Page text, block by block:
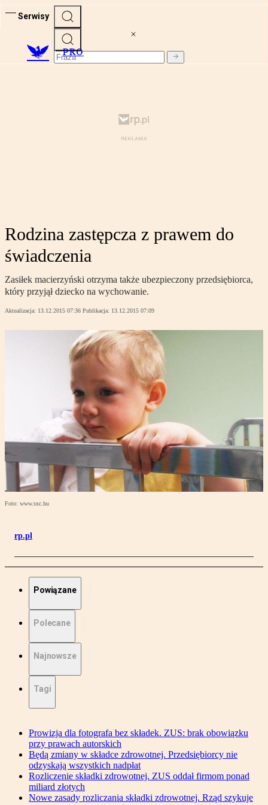
Serwisy
PRO
Rodzina zastępcza z prawem do
świadczenia
Zasiłek macierzyński otrzyma także ubezpieczony przedsiębiorca,
który przyjął dziecko na wychowanie.
Aktualizacja: 13.12.2015 07:36 Publikacja: 13.12.2015 07:09
Foto: www.sxc.hu
rp.pl
Powiązane
Polecane
Najnowsze
Tagi
Prowizja dla fotografa bez składek. ZUS: brak obowiązku
przy prawach autorskich
Będą zmiany w składce zdrowotnej. Przedsiębiorcy nie
odzyskają wszystkich nadpłat
Rozliczenie składki zdrowotnej. ZUS oddał firmom ponad
miliard złotych
Nowe zasady rozliczania składki zdrowotnej. Rząd szykuje